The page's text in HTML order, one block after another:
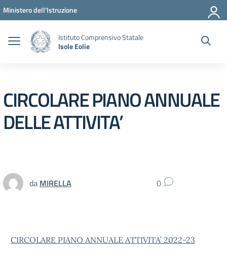
Vai ai contenuti
Vai al menu di navigazione
Vai al footer
Ministero dell'Istruzione
Istituto Comprensivo Statale
Isole Eolie
CIRCOLARE PIANO ANNUALE
DELLE ATTIVITA’
da MIRELLA 0
CIRCOLARE PIANO ANNUALE ATTIVITA’ 2022-23